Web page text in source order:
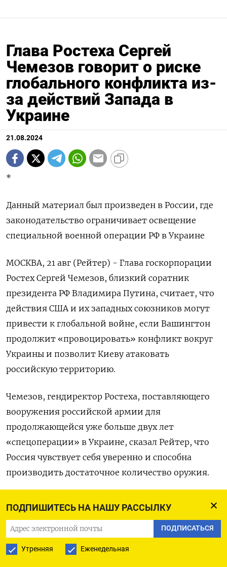
ПОДПИШИТЕСЬ НА НАШУ РАССЫЛКУ
ПОДПИСАТЬСЯ
Утренняя Еженедельная
Глава Ростеха Сергей
Чемезов говорит о риске
глобального конфликта из-
за действий Запада в
Украине
21.08.2024
*
Данный материал был произведен в России, где
законодательство ограничивает освещение
специальной военной операции РФ в Украине
МОСКВА, 21 авг (Рейтер) - Глава госкорпорации
Ростех Сергей Чемезов, близкий соратник
президента РФ Владимира Путина, считает, что
действия США и их западных союзников могут
привести к глобальной войне, если Вашингтон
продолжит «провоцировать» конфликт вокруг
Украины и позволит Киеву атаковать
российскую территорию.
Чемезов, гендиректор Ростеха, поставляющего
вооружения российской армии для
продолжающейся уже больше двух лет
«спецоперации» в Украине, сказал Рейтер, что
Россия чувствует себя уверенно и способна
производить достаточное количество оружия.
повторил позицию Кремля о том, что
«спецоперация» - конфликт между Западом и
Россией.